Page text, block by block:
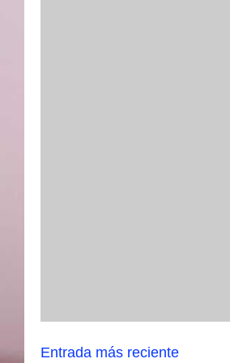
Entrada más reciente